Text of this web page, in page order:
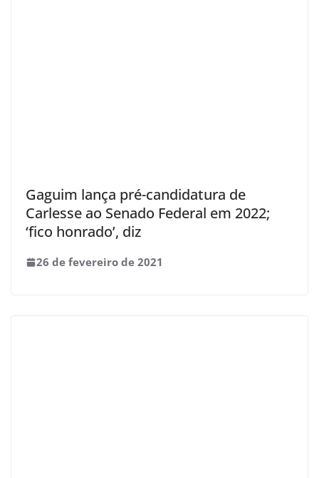
Gaguim lança pré-candidatura de
Carlesse ao Senado Federal em 2022;
‘fico honrado’, diz
26 de fevereiro de 2021